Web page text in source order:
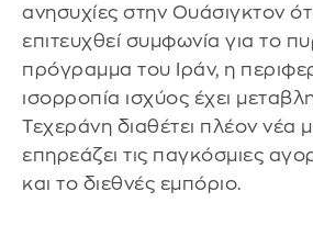
ανησυχίες στην Ουάσιγκτον
επιτευχθεί συμφωνία για το
πρόγραμμα του Ιράν, η
ισορροπία ισχύος έχει
Τεχεράνη διαθέτει πλέον νέα
επηρεάζει τις παγκόσμιες
και το διεθνές εμπόριο.